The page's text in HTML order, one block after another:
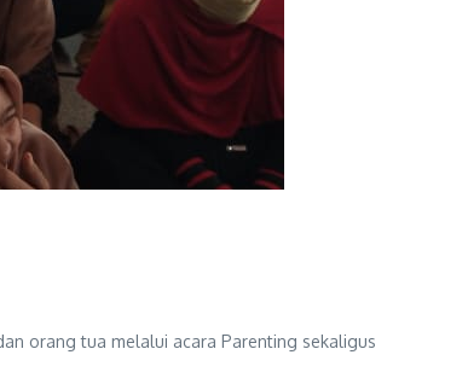
orang tua melalui acara Parenting sekaligus